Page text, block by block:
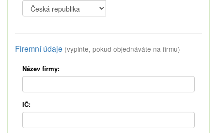
Firemní údaje (vyplňte, pokud objednáváte na firmu)
Název firmy:
IČ: